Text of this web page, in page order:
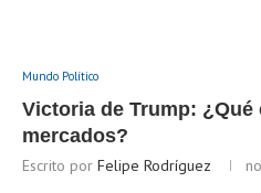
Mundo Político
Victoria de Trump:
mercados?
Escrito por Felipe Rodríguez